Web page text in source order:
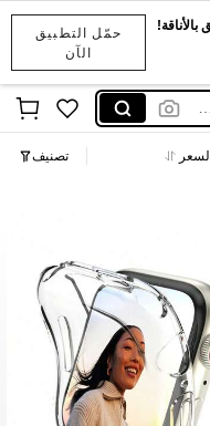
حمّل التطبيق
الآن
السعر تصنيف